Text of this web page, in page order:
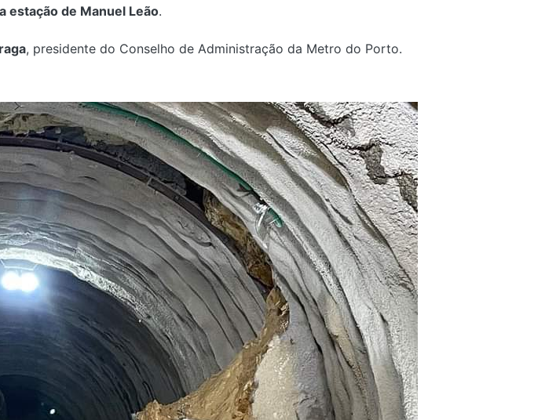
estação de Manuel Leão.
, presidente do Conselho de Administração da Metro do Porto.